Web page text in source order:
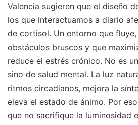
Valencia sugieren que el diseño
los que interactuamos a diario
de cortisol. Un entorno que
obstáculos bruscos y que
reduce el estrés crónico. No es
sino de salud mental. La luz
ritmos circadianos, mejora la
eleva el estado de ánimo. Por
que no sacrifique la luminosidad